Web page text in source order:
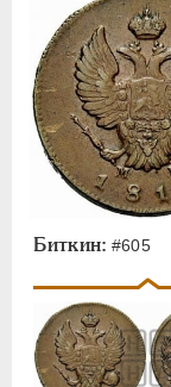
Биткин: #605